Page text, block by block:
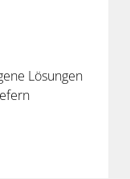
Lösungen